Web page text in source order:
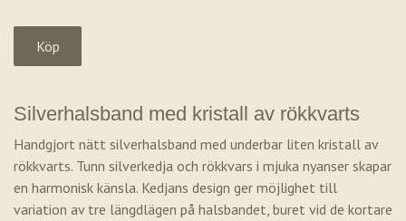
Silverhalsband med kristall av rökkvarts
Handgjort nätt silverhalsband med underbar liten kristall av
rökkvarts. Tunn silverkedja och rökkvars i mjuka nyanser skapar
en harmonisk känsla. Kedjans design ger möjlighet till
variation av tre längdlägen på halsbandet, buret vid de kortare